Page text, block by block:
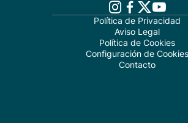
Política de Privacidad
Aviso Legal
Política de Cookies
Configuración de Cookies
Contacto